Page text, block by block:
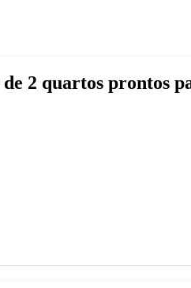
de 2 quartos prontos